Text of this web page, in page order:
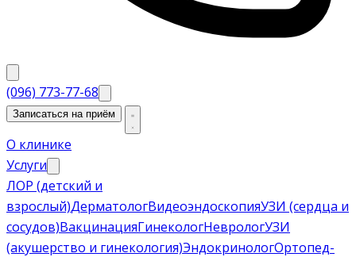
(096) 773-77-68
Записаться на приём
О клинике
Услуги
ЛОР (детский и
взрослый)ДерматологВидеоэндоскопияУЗИ (сердца и
сосудов)ВакцинацияГинекологНеврологУЗИ
(акушерство и гинекология)ЭндокринологОртопед-